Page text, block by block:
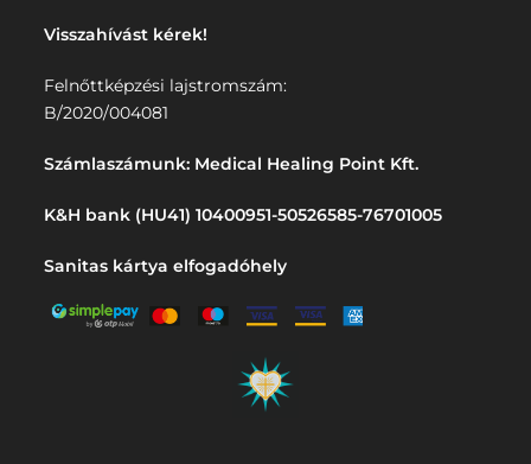
Visszahívást kérek!
Felnőttképzési lajstromszám:
B/2020/004081
Számlaszámunk: Medical Healing Point Kft.
K&H bank (HU41) 10400951-50526585-76701005
Sanitas kártya elfogadóhely